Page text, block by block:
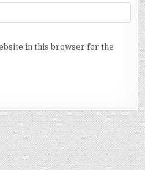
in this browser for the